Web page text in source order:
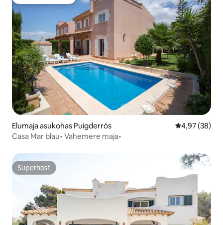
Elumaja asukohas Puigderrós Keskmine
4,97 (38)
Casa Mar blau• Vahemere maja•
Superhost
Superhost